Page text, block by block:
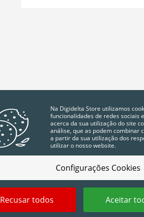
POLÍTICA DA QUALIDADE TERMOS E
2025 © Digidelta Store - Think Green. Todos os
Na Digidelta Store utilizamos
funcionalidades de redes sociais
acerca da sua utilização do site
análise, que as podem combinar
a partir da sua utilização dos
utilizar o nosso website.
Configurações Cookies
Recusar todos Aceitar